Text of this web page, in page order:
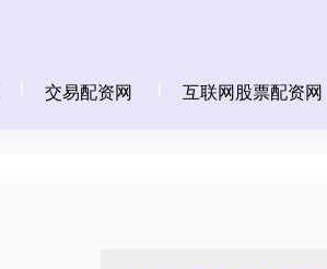
交易配资网 互联网股票配资网